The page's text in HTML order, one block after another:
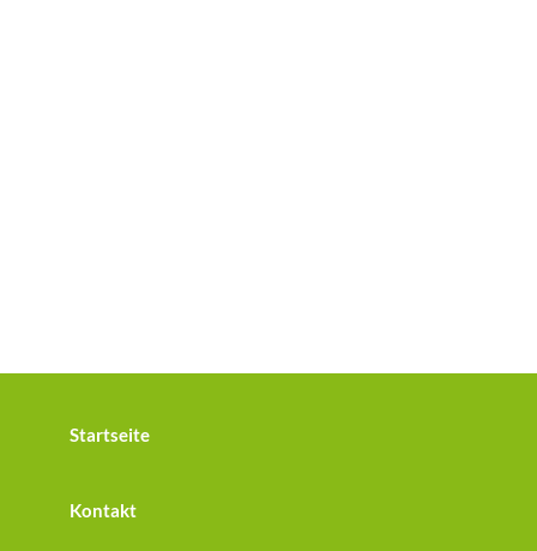
Startseite
Kontakt